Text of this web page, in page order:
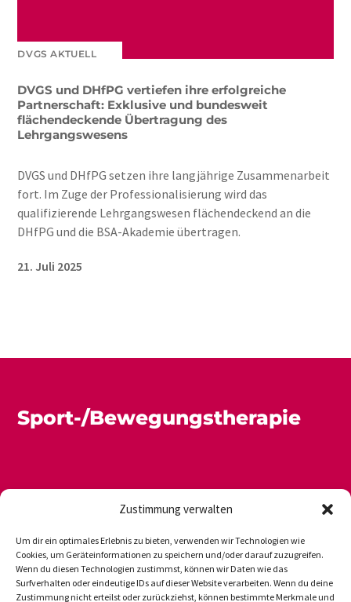
Zustimmung verwalten
Um dir ein optimales Erlebnis zu bieten, verwenden wir Technologien wie
Cookies, um Geräteinformationen zu speichern und/oder darauf zuzugreifen.
Wenn du diesen Technologien zustimmst, können wir Daten wie das
Surfverhalten oder eindeutige IDs auf dieser Website verarbeiten. Wenn du deine
Zustimmung nicht erteilst oder zurückziehst, können bestimmte Merkmale und
DVGS AKTUELL
DVGS und DHfPG vertiefen ihre erfolgreiche
Partnerschaft: Exklusive und bundesweit
flächendeckende Übertragung des
Lehrgangswesens
DVGS und DHfPG setzen ihre langjährige Zusammenarbeit
fort. Im Zuge der Professionalisierung wird das
qualifizierende Lehrgangswesen flächendeckend an die
DHfPG und die BSA-Akademie übertragen.
21. Juli 2025
Sport-/Bewegungstherapie
Newsletter Datenschutz Impressum